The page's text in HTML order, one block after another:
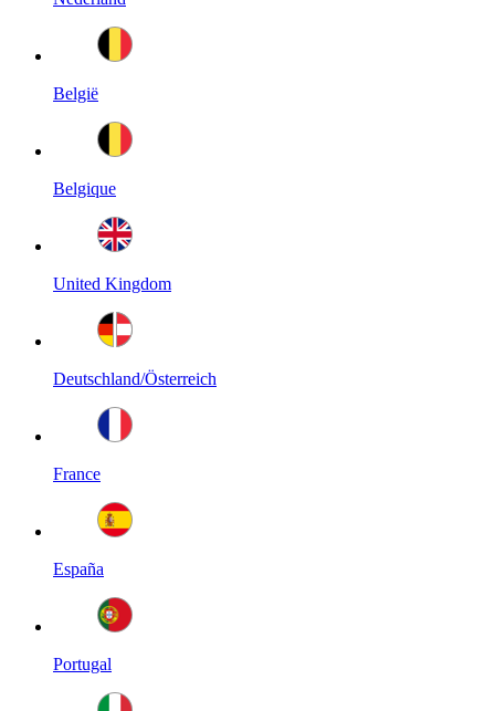
België
Belgique
United Kingdom
Deutschland/Österreich
France
España
Portugal